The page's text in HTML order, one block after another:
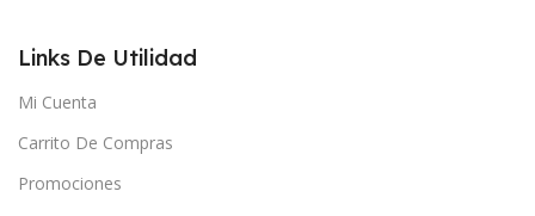
Links De Utilidad
Mi Cuenta
Carrito De Compras
Promociones